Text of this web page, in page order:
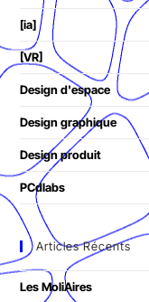
[ia]
[VR]
Design d'espace
Design graphique
Design produit
PCdlabs
Articles Récents
Les MoliAires